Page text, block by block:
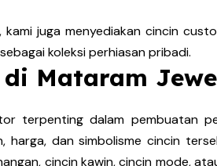
juga menyediakan cincin
koleksi perhiasan pribadi.
Mataram
terpenting dalam pembuatan
dan simbolisme cincin
cincin kawin, cincin mode,